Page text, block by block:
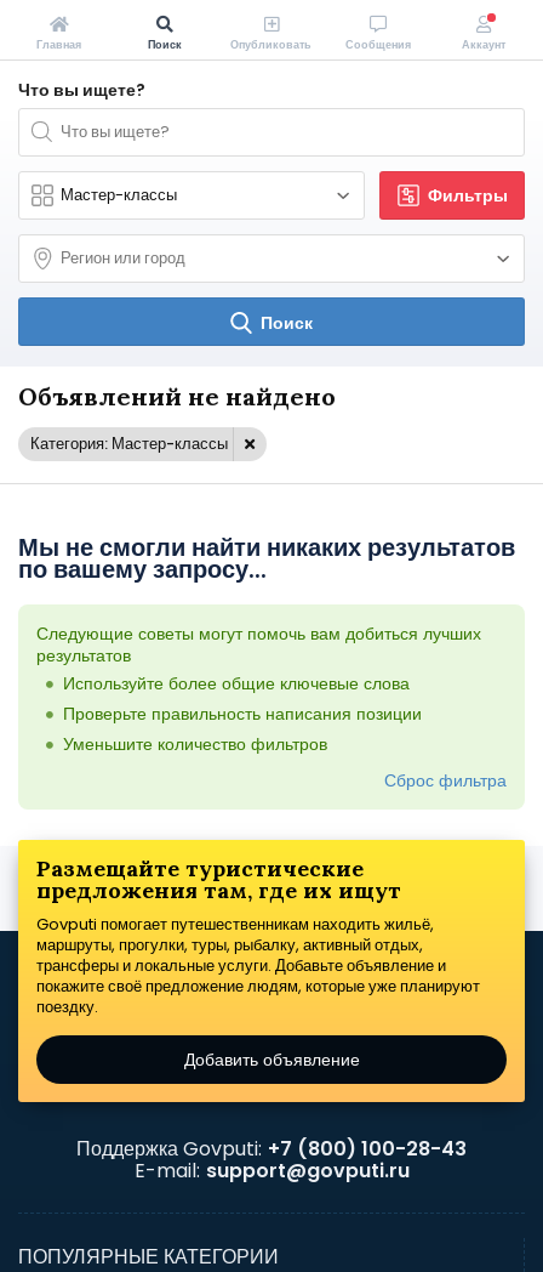
Что вы ищете?
Фильтры
Поиск
Объявлений не найдено
Категория: Мастер-классы
Мы не смогли найти никаких результатов
по вашему запросу...
Следующие советы могут помочь вам добиться лучших
результатов
Используйте более общие ключевые слова
Проверьте правильность написания позиции
Уменьшите количество фильтров
Сброс фильтра
Размещайте туристические
предложения там, где их ищут
Govputi помогает путешественникам находить жильё,
маршруты, прогулки, туры, рыбалку, активный отдых,
трансферы и локальные услуги. Добавьте объявление и
покажите своё предложение людям, которые уже планируют
поездку.
Добавить объявление
Поддержка Govputi: +7 (800) 100-28-43
E-mail: support@govputi.ru
ПОПУЛЯРНЫЕ КАТЕГОРИИ
Главная Поиск Опубликовать Сообщения Аккаунт